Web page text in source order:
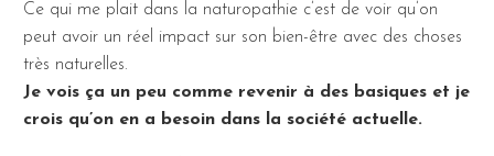
Ce qui me plait dans la naturopathie c’est de voir qu’on
peut avoir un réel impact sur son bien-être avec des choses
très naturelles.
Je vois ça un peu comme revenir à des basiques et je
crois qu’on en a besoin dans la société actuelle.